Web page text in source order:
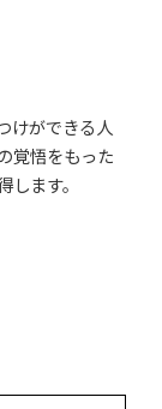
けができる人
覚悟をもった
ます。